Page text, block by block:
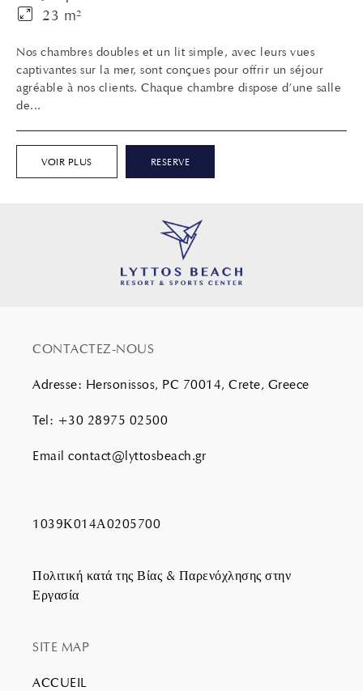
23 m²
Nos chambres doubles et un lit simple, avec leurs vues
captivantes sur la mer, sont conçues pour offrir un séjour
agréable à nos clients. Chaque chambre dispose d’une salle
de...
VOIR PLUS RESERVE
CONTACTEZ-NOUS
Adresse: Hersonissos, PC 70014, Crete, Greece
Tel: +30 28975 02500
Email contact@lyttosbeach.gr
1039Κ014Α0205700
Πολιτική κατά της Βίας & Παρενόχλησης στην
Εργασία
SITE MAP
ACCUEIL